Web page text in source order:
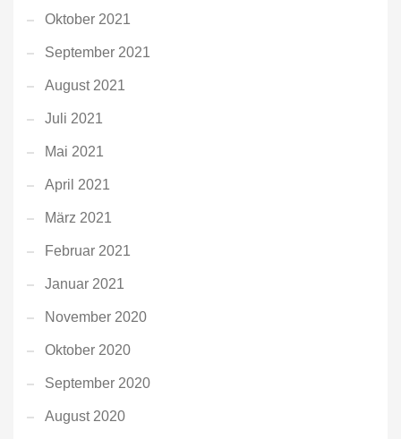
Oktober 2021
September 2021
August 2021
Juli 2021
Mai 2021
April 2021
März 2021
Februar 2021
Januar 2021
November 2020
Oktober 2020
September 2020
August 2020